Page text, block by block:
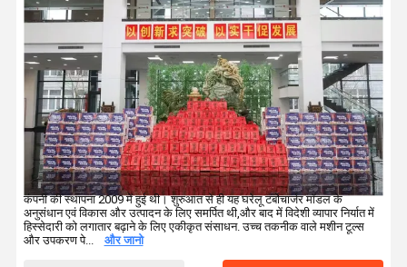
कंपनी की स्थापना 2009 में हुई थी। शुरुआत से ही यह घरेलू टर्बोचार्जर मॉडल के
अनुसंधान एवं विकास और उत्पादन के लिए समर्पित थी,और बाद में विदेशी व्यापार निर्यात में
हिस्सेदारी को लगातार बढ़ाने के लिए एकीकृत संसाधन. उच्च तकनीक वाले मशीन टूल्स
और उपकरण पे...
और जानो